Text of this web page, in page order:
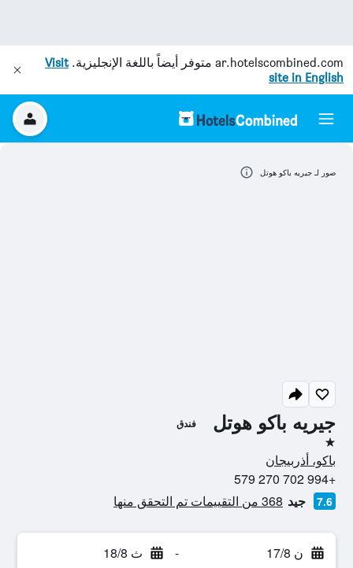
ar.hotelscombined.com متوفر أيضاً باللغة الإنجليزية.Visit
site in English
جيريه باكو هوتل فندق
نجمة واحدة
باكو، أذربيجان
+994 702 270 579
7.6 جيد 368 من التقييمات تم التحقق منها
ن 17/8 - ث 18/8
صور لـ جيريه باكو هوتل